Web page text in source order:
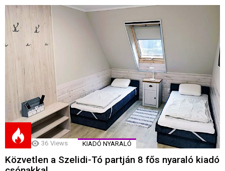
36 Views KIADÓ NYARALÓ
Közvetlen a Szelidi-Tó partján 8 fős nyaraló kiadó